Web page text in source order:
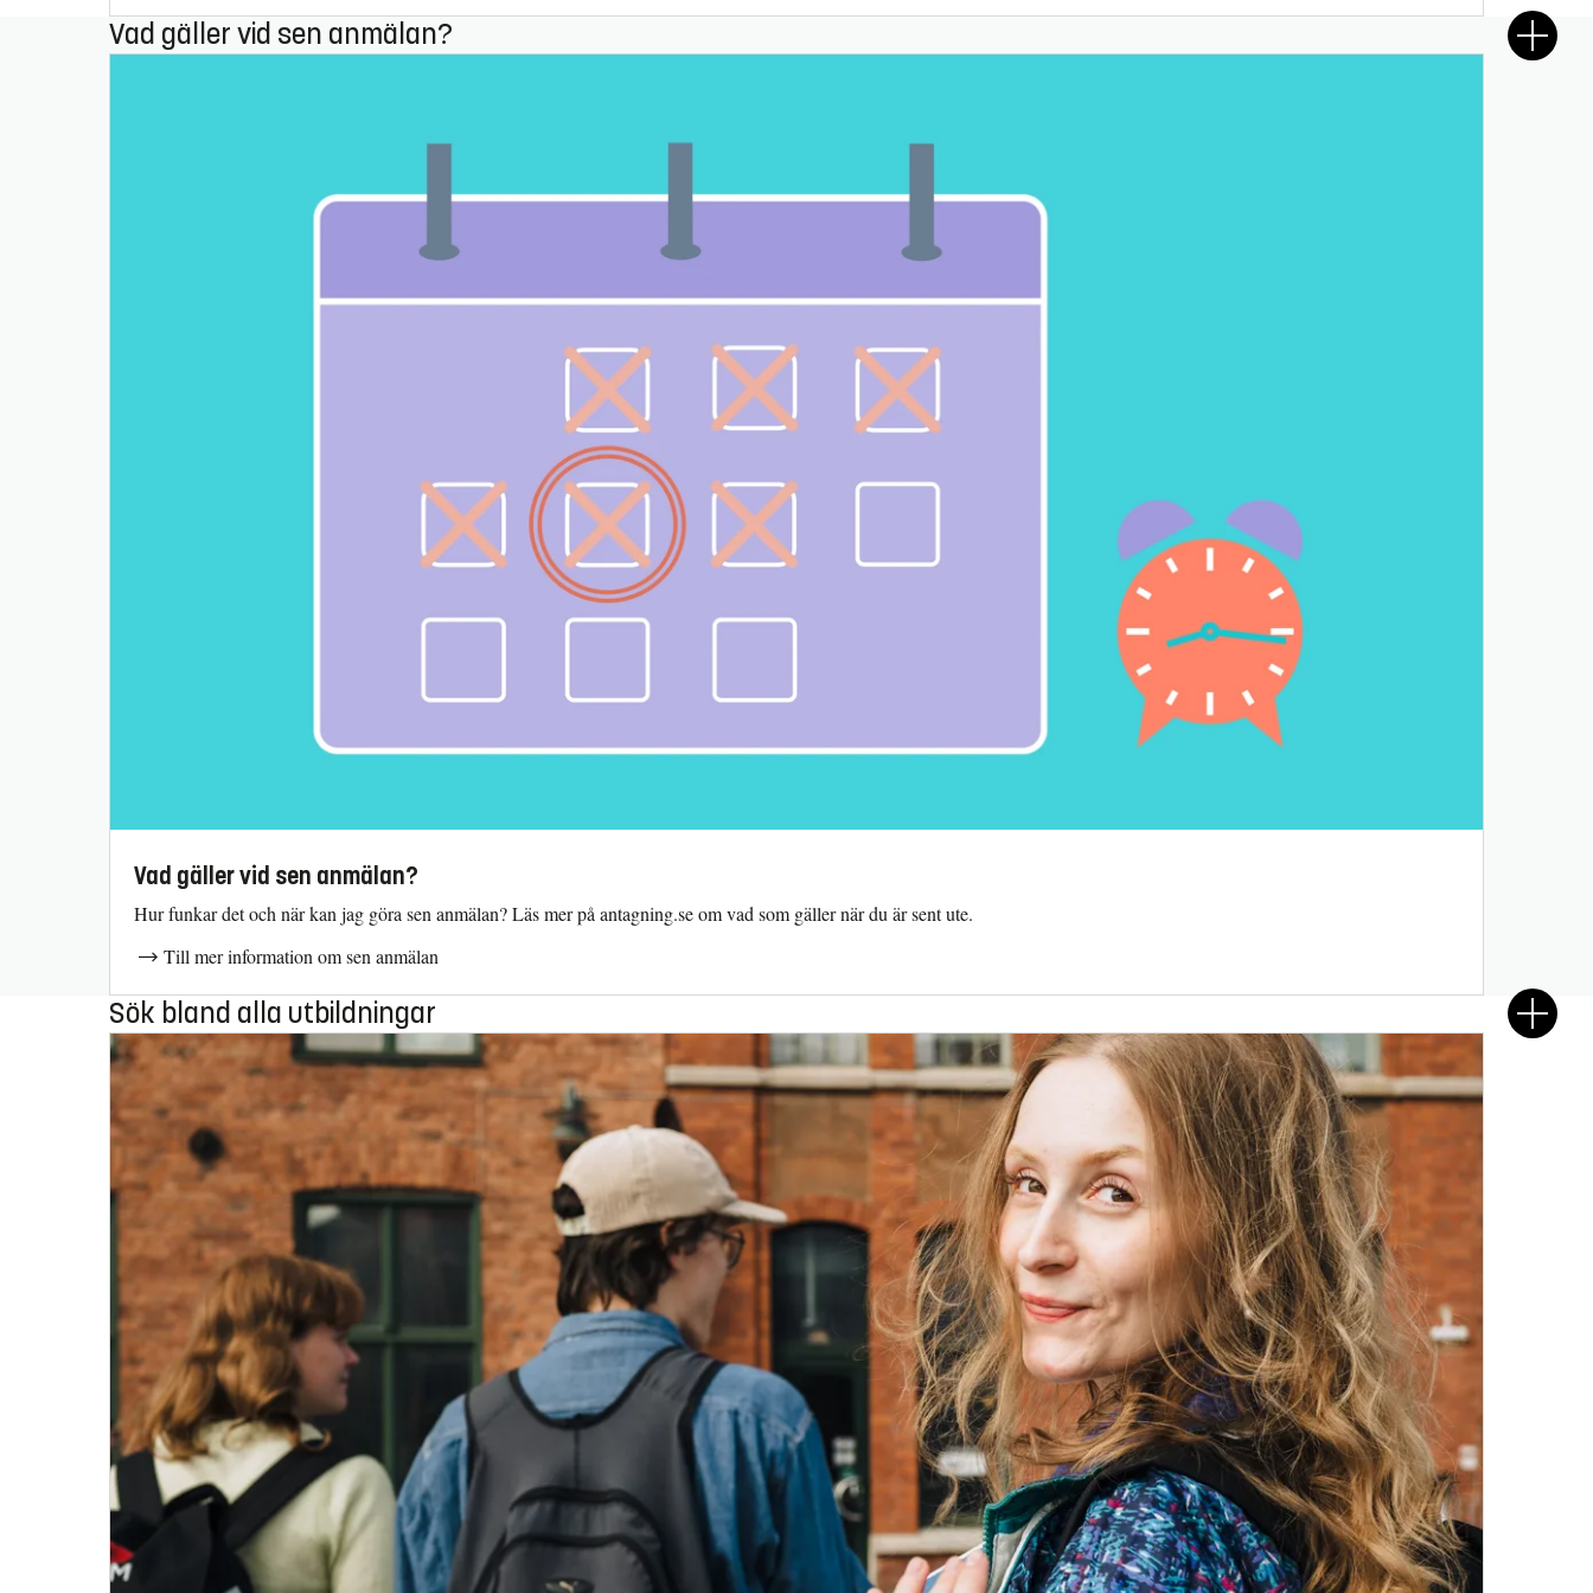
Vad gäller vid sen anmälan?
Vad gäller vid sen anmälan?
Hur funkar det och när kan jag göra sen anmälan? Läs mer på antagning.se om vad som gäller när du är sent ute.
Till mer information om sen anmälan
Sök bland alla utbildningar